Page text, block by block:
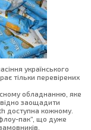
українського
тільки перевірених
обладнанню, яке
заощадити
доступна кожному.
пак”, що дуже